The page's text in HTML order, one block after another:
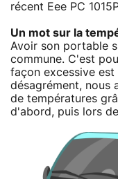
récent Eee PC
Un mot sur la
Avoir son portable
commune. C'est
façon excessive
désagrément, nous
de températures
d'abord, puis lors